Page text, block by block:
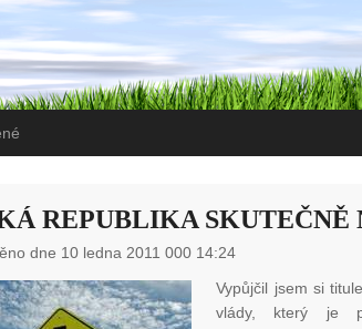
REPUBLIKA SKUTEČNĚ
dne 10 ledna 2011 000 14:24
Vypůjčil jsem si
vlády, který je